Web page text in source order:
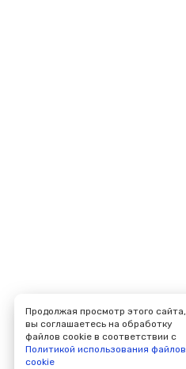
Продолжая просмотр этого сайта,
вы соглашаетесь на обработку
файлов cookie в соответствии с
Политикой использования файлов
cookie